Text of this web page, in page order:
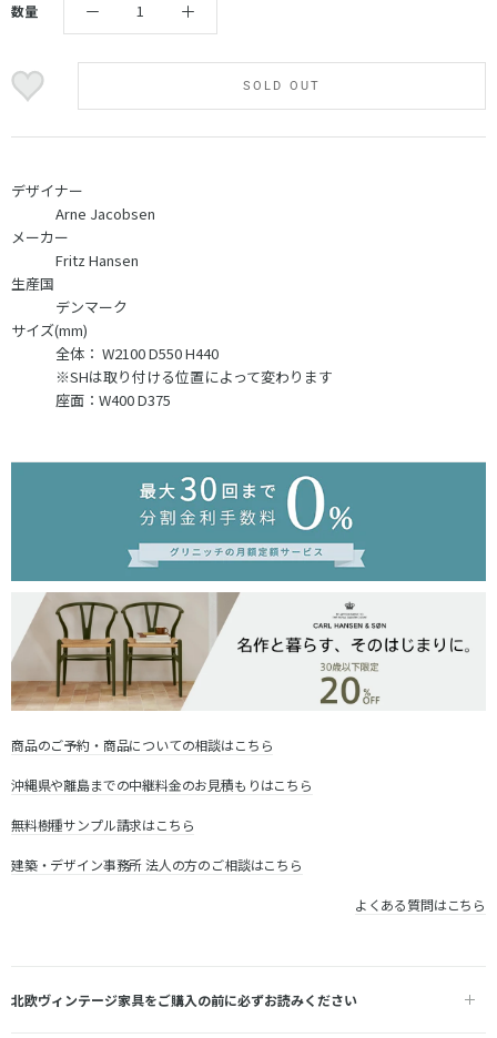
数量
SOLD OUT
デザイナー
Arne Jacobsen
メーカー
Fritz Hansen
生産国
デンマーク
サイズ(mm)
全体： W2100 D550 H440
※SHは取り付ける位置によって変わります
座面：W400 D375
商品のご予約・商品についての相談はこちら
沖縄県や離島までの中継料金のお見積もりはこちら
無料樹種サンプル請求はこちら
建築・デザイン事務所 法人の方のご相談はこちら
よくある質問はこちら
北欧ヴィンテージ家具をご購入の前に必ずお読みください